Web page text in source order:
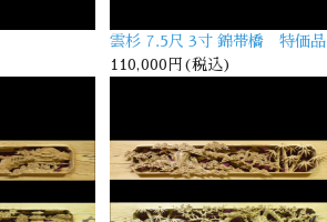
雲杉 7.5尺 3寸 錦帯橋 特価品
110,000円(税込)